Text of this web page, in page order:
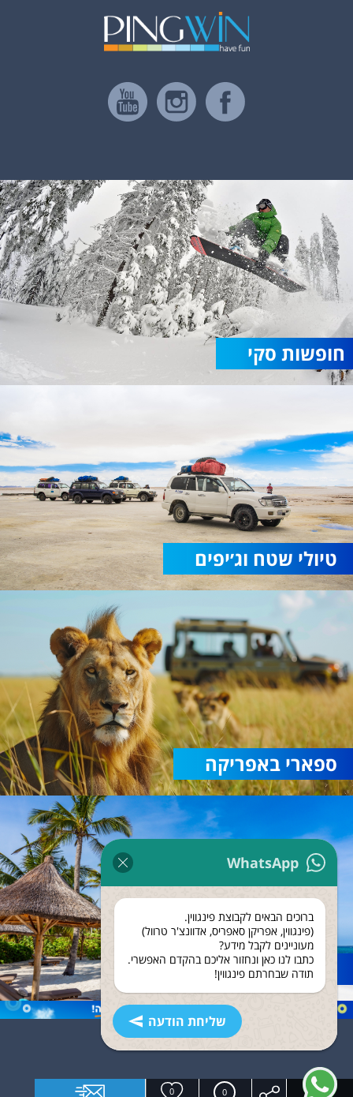
0
0
WhatsApp
ברוכים הבאים לקבוצת פינגווין.
(פינגווין, אפריקן סאפריס, אדוונצ'ר טרוול)
מעוניינים לקבל מידע?
כתבו לנו כאן ונחזור אליכם בהקדם האפשרי.
תודה שבחרתם פינגווין!
שליחת הודעה
חופשות סקי
טיולי שטח וג׳יפים
ספארי באפריקה
נופש בזנזיבר